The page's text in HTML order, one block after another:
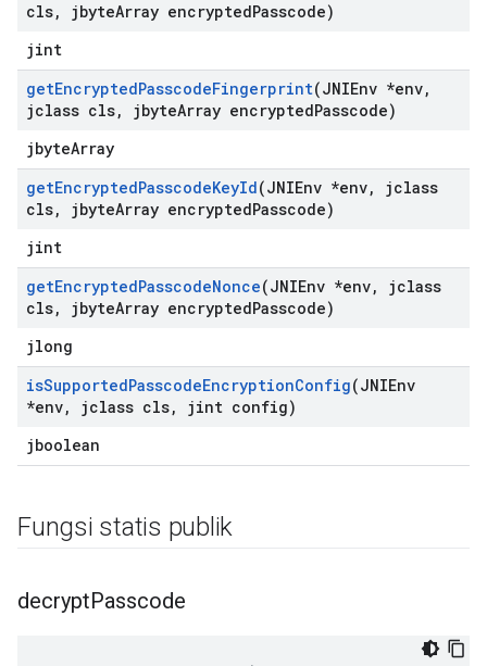
cls, jbyteArray encryptedPasscode)
jint
getEncryptedPasscodeFingerprint(JNIEnv *env,
jclass cls, jbyteArray encryptedPasscode)
jbyteArray
getEncryptedPasscodeKeyId(JNIEnv *env,
jclass
cls, jbyteArray encryptedPasscode)
jint
getEncryptedPasscodeNonce(JNIEnv *env,
jclass
cls, jbyteArray encryptedPasscode)
jlong
isSupportedPasscodeEncryptionConfig(JNIEnv
*env, jclass cls,
jint config)
jboolean
Fungsi statis publik
decryptPasscode